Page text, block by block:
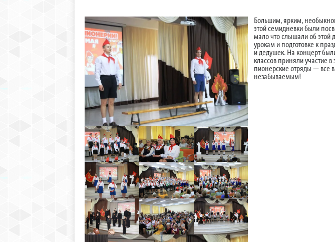
Большим, ярким,
этой семидневки были
мало что слышали об этой
урокам и подготовке к
и дедушек. На концерт
классов приняли участие
пионерские отряды — все
незабываемым!